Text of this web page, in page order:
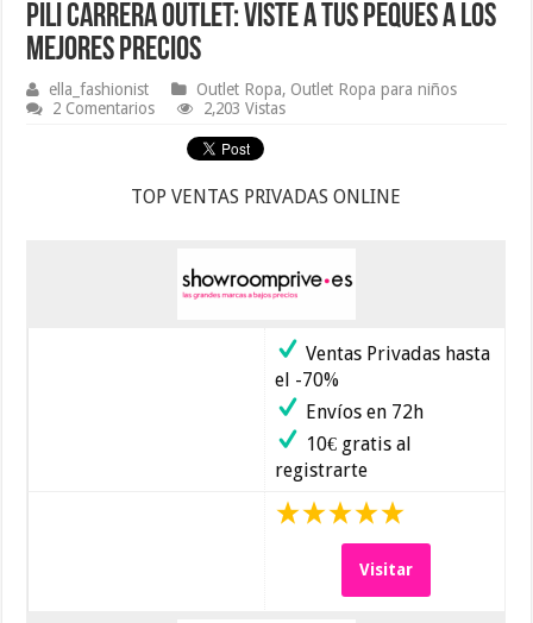
Pili Carrera Outlet: viste a tus peques a los
mejores precios
ella_fashionist Outlet Ropa, Outlet Ropa para niños
2 Comentarios
2,203 Vistas
TOP VENTAS PRIVADAS ONLINE
Ventas Privadas hasta
el -70%
Envíos en 72h
10€ gratis al
registrarte
Visitar